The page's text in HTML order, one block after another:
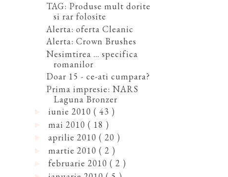
TAG: Produse mult dorite
si rar folosite
Alerta: oferta Cleanic
Alerta: Crown Brushes
Nesimtirea ... specifica
romanilor
Doar 15 - ce-ati cumpara?
Prima impresie: NARS
Laguna Bronzer
iunie 2010 ( 43 )
mai 2010 ( 18 )
aprilie 2010 ( 20 )
martie 2010 ( 2 )
februarie 2010 ( 2 )